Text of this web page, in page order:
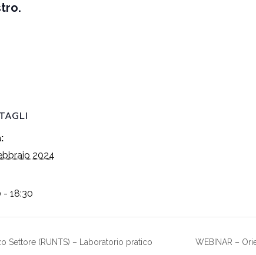
2024
- 18:30
Settore (RUNTS) – Laboratorio pratico WEBINAR –